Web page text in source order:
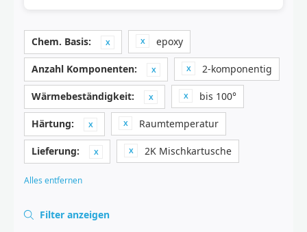
Chem. Basis: epoxy
Anzahl Komponenten: 2-komponentig
Wärmebeständigkeit: bis 100°
Härtung: Raumtemperatur
Lieferung: 2K Mischkartusche
Alles entfernen
Filter anzeigen